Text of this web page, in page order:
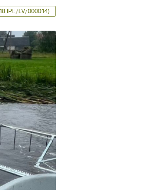
IPE/LV/000014)